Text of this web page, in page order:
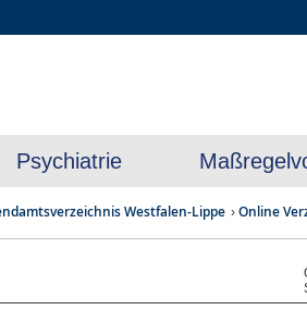
Psychiatrie
Westfalen-Lippe Online